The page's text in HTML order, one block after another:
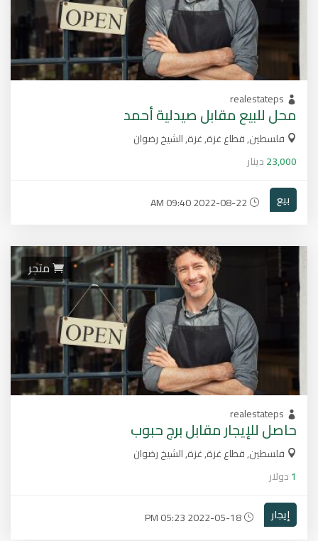
realestateps
محل للبيع مقابل صيدلية أحمد
فلسطين, قطاع غزة, غزة, الشيخ رضوان
23,000دينار
بيع
متجر
realestateps
حاصل للإيجار مقابل برج حبوب
فلسطين, قطاع غزة, غزة, الشيخ رضوان
1دولار
إيجار